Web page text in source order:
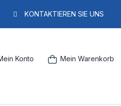
KONTAKTIEREN SIE UNS
Konto Mein Warenkorb